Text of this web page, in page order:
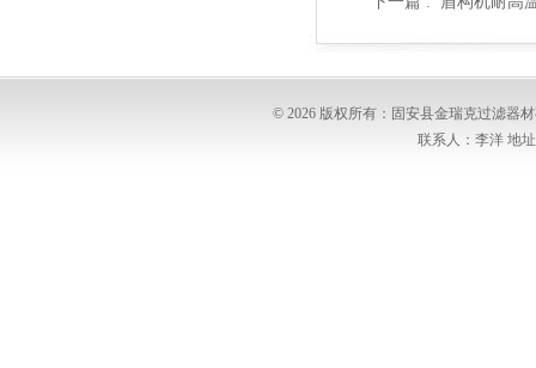
© 2026 版权所有：固安县金瑞克过滤器
联系人：李洋 地